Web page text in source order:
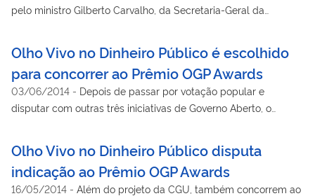
pelo ministro Gilberto Carvalho, da Secretaria-Geral da
Olho Vivo no Dinheiro Público é escolhido
para concorrer ao Prêmio OGP Awards
03/06/2014 - Depois de passar por votação popular e
disputar com outras três iniciativas de Governo Aberto, o
Olho Vivo no Dinheiro Público disputa
indicação ao Prêmio OGP Awards
16/05/2014 - Além do projeto da CGU, também concorrem ao